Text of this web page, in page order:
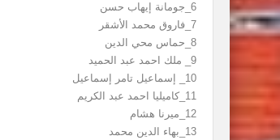
6_جومانة إيهاب حسن
7_فاروق محمد الأشقر
8_حماس محي الدين
9_ ملك احمد عبد الحميد
10_ إسماعيل تامر إسماعيل
11_كاميليا احمد عبد الكريم
12_ميرنا هشام
13_بهاء الدين محمد